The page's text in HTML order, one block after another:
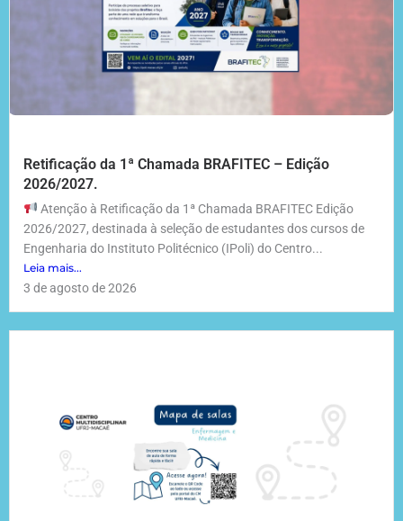
Retificação da 1ª Chamada BRAFITEC – Edição
2026/2027.
Atenção à Retificação da 1ª Chamada BRAFITEC Edição
2026/2027, destinada à seleção de estudantes dos cursos de
Engenharia do Instituto Politécnico (IPoli) do Centro...
Leia mais...
3 de agosto de 2026